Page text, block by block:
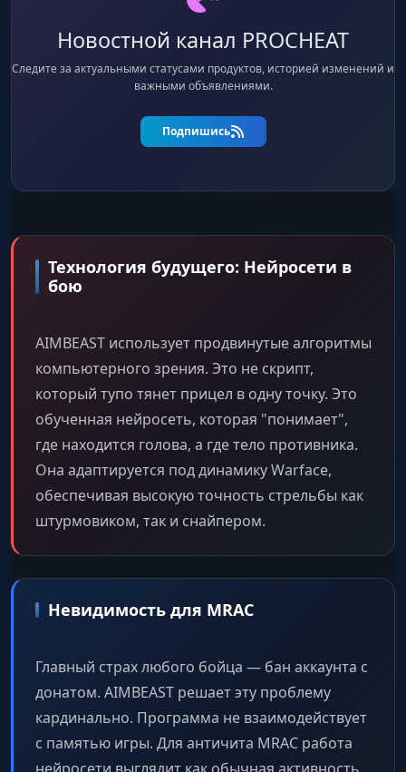
Новостной канал PROCHEAT
Следите за актуальными статусами продуктов, историей изменений и
важными объявлениями.
Подпишись
Технология будущего: Нейросети в
бою
AIMBEAST использует продвинутые алгоритмы
компьютерного зрения. Это не скрипт,
который тупо тянет прицел в одну точку. Это
обученная нейросеть, которая "понимает",
где находится голова, а где тело противника.
Она адаптируется под динамику Warface,
обеспечивая высокую точность стрельбы как
штурмовиком, так и снайпером.
Невидимость для MRAC
Главный страх любого бойца — бан аккаунта с
донатом. AIMBEAST решает эту проблему
кардинально. Программа не взаимодействует
с памятью игры. Для античита MRAC работа